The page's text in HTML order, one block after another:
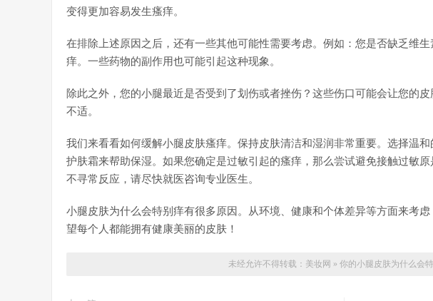
变得更加容易发生瘙痒。
在排除上述原因之后，还有一些其他可能性需要考虑。例如：您是否缺乏维
痒。一些药物的副作用也可能引起这种现象。
除此之外，您的小腿最近是否受到了划伤或者挫伤？这些伤口可能会让您的
不适。
我们来看看如何缓解小腿皮肤瘙痒。保持皮肤清洁和湿润非常重要。选择温
护肤霜来帮助保湿。如果您确定是过敏引起的瘙痒，那么尝试避免接触过敏
不寻常反应，请尽快就医咨询专业医生。
小腿皮肤为什么会特别痒有很多原因。从环境、健康和个体差异等方面来考
望每个人都能拥有健康美丽的皮肤！
未经允许不得转载： 美妆网 » 你的小腿皮肤为什么会